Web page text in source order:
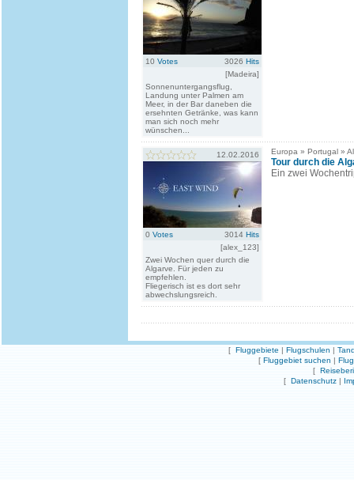
10 Votes 3026 Hits
[Madeira]
Sonnenuntergangsflug,
Landung unter Palmen am
Meer, in der Bar daneben die
ersehnten Getränke, was kann
man sich noch mehr
wünschen...
12.02.2016
0 Votes 3014 Hits
[alex_123]
Zwei Wochen quer durch die
Algarve. Für jeden zu
empfehlen.
Fliegerisch ist es dort sehr
abwechslungsreich.
Europa » Portugal »
Tour durch die
Ein zwei
[ Fluggebiete | Flugschulen |
[ Fluggebiet suchen |
[
[ Datenschutz |